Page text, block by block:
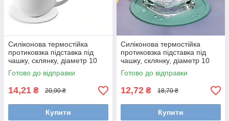
Силіконова термостійка
протиковзка підставка під
чашку, склянку, діаметр 10
см. Біла
Готово до відправки
14,21 ₴ 20,90 ₴
Купити
Силіконова термостійка
протиковзка підставка під
чашку, склянку, діаметр 10
см. М'ятна
Готово до відправки
12,72 ₴ 18,70 ₴
Купити